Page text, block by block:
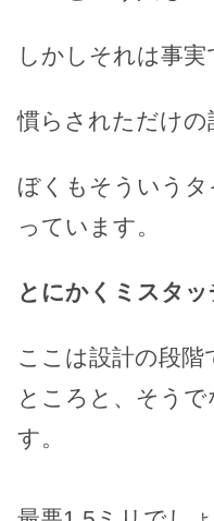
しかしそれは事実
慣らされただけの
ぼくもそういう
っています。
とにかくミスタッ
ここは設計の段
ところと、そう
す。